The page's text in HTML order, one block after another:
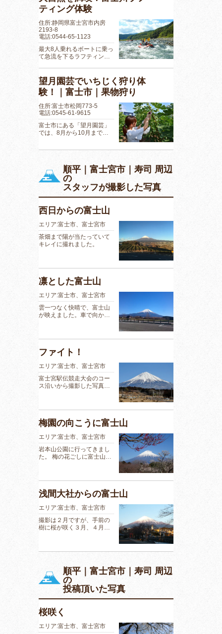
ティング体験
住所:静岡県富士宮市内房
2193-8
電話:0544-65-1123
最大8人乗れるボートに乗っ
て急流を下るラフティン…
望月園芸でいちじく狩り体
験！｜富士市｜果物狩り
住所:富士市松岡773-5
電話:0545-61-9615
富士市にある「望月園芸」
では、8月から10月まで…
順平｜富士宮市｜寿司 周辺
の
スタッフが撮影した写真
西日からの富士山
エリア:富士市、富士宮市
茶畑まで陽が当たっていて
キレイに撮れました。
凛とした富士山
エリア:富士市、富士宮市
雲一つなく快晴で、富士山
が映えました。車で向か…
ファイト！
エリア:富士市、富士宮市
富士宮駅伝競走大会のコー
ス沿いから撮影した写真…
梅園の向こうに富士山
エリア:富士市、富士宮市
岩本山公園に行ってきまし
た。 梅の花ごしに富士山…
浅間大社からの富士山
エリア:富士市、富士宮市
撮影は２月ですが、手前の
樹に桜が咲く３月、４月…
順平｜富士宮市｜寿司 周辺
の
投稿頂いた写真
桜咲く
エリア:富士市、富士宮市